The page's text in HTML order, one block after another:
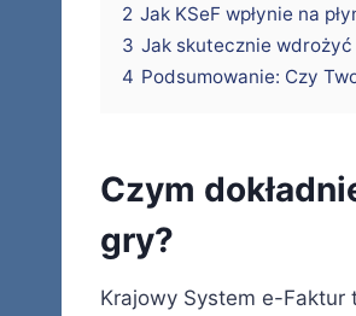
2 Jak KSeF wpłynie na
3 Jak skutecznie
4 Podsumowanie: Czy
Czym
gry?
Krajowy System e-Faktur